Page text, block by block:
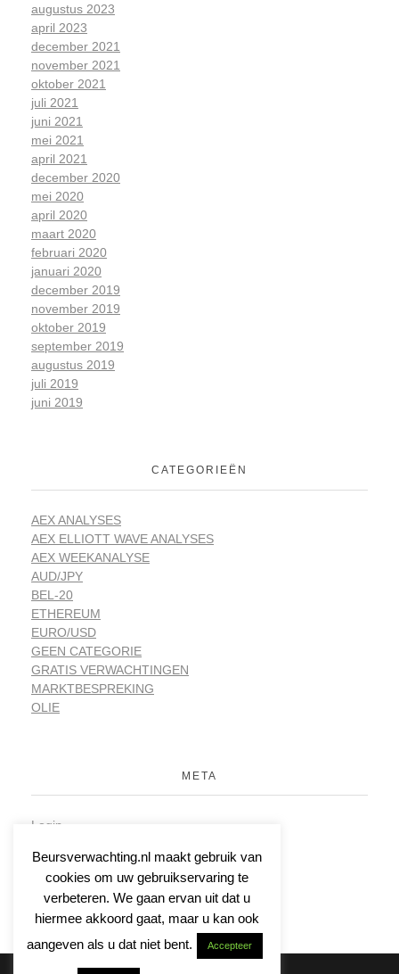
augustus 2023
april 2023
december 2021
november 2021
oktober 2021
juli 2021
juni 2021
mei 2021
april 2021
december 2020
mei 2020
april 2020
maart 2020
februari 2020
januari 2020
december 2019
november 2019
oktober 2019
september 2019
augustus 2019
juli 2019
juni 2019
CATEGORIEËN
AEX ANALYSES
AEX ELLIOTT WAVE ANALYSES
AEX WEEKANALYSE
AUD/JPY
BEL-20
ETHEREUM
EURO/USD
GEEN CATEGORIE
GRATIS VERWACHTINGEN
MARKTBESPREKING
OLIE
META
Login
Reacties feed
WordPress.org
Beursverwachting.nl maakt gebruik van
cookies om uw gebruikservaring te
verbeteren. We gaan ervan uit dat u
hiermee akkoord gaat, maar u kan ook
aangeven als u dat niet bent.
Accepteer